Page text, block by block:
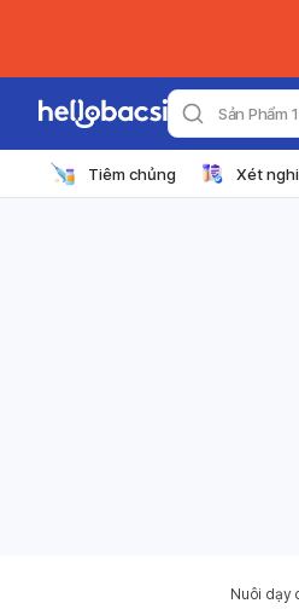
Sản Phẩm
Tiêm chủng Xét
Nuôi dạy